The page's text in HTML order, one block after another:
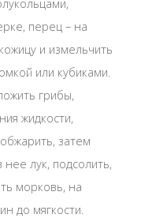
перец – на
и измельчить
или кубиками.
грибы,
жидкости,
затем
лук, подсолить,
морковь, на
до мягкости.